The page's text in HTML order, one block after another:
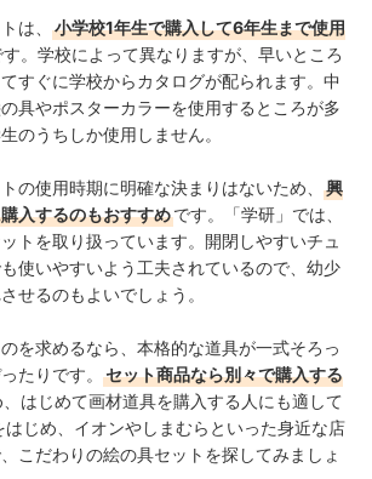
は、
小学校1年生で購入して6年生まで使用
す。学校によって異なりますが、早いところ
すぐに学校からカタログが配られます。中
具やポスターカラーを使用するところが多
のうちしか使用しません。
の使用時期に明確な決まりはないため、
興
入するのもおすすめです。
「学研」では、
トを取り扱っています。開閉しやすいチュ
使いやすいよう工夫されているので、幼少
せるのもよいでしょう。
を求めるなら、本格的な道具が一式そろっ
たり です。
セット商品なら別々で購入する
、はじめて画材道具を購入する人にも適して
じめ、 イオンやしまむらといった身近な店
、こだわりの絵の具セットを探してみましょ